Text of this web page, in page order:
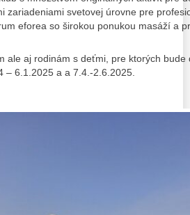
zariadeniami svetovej úrovne pre
eforea so širokou ponukou masáží a
ale aj rodinám s deťmi, pre ktorých
– 6.1.2025 a a 7.4.-2.6.2025.